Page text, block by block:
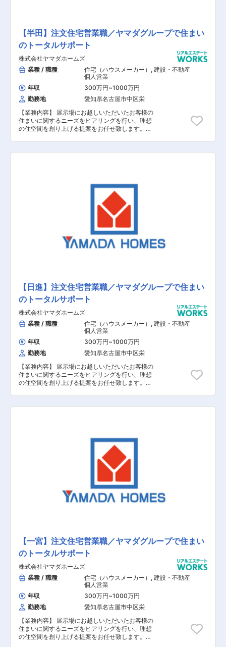
【半田】注文住宅営業職／ヤマダグループで住まい
のトータルサポート
株式会社ヤマダホームズ
業種 / 職種
住宅（ハウスメーカー） , 建設・不動産
個人営業
年収
300万円~1000万円
勤務地
愛知県名古屋市中区栄
【業務内容】 展示場にお越しいただいたお客様の
住まいに関するニーズをヒアリングを行い、理想
の住空間を創り上げる提案をお任せ致します。土
す。 【具体的な業務内容】 ■展示場へお越しい
の調査 ■契約関連の事務作業 ■引き渡し後のアフ
最大手である「ヤマダ」ホールディングスの不動
産領域を担当する同社での募集となります。ヤマ
ダホールディングスグループのグループシナジー
を活用した集客導線が確立されており、安定して
働くことが可能です。また、飛び込み営業はほと
んどなく、展示場にお越しいただいたお客様や資
料請求されたお客様の対応が主になります。
【日進】注文住宅営業職／ヤマダグループで住まい
のトータルサポート
株式会社ヤマダホームズ
業種 / 職種
住宅（ハウスメーカー） , 建設・不動産
個人営業
年収
300万円~1000万円
勤務地
愛知県名古屋市中区栄
【業務内容】 展示場にお越しいただいたお客様の
住まいに関するニーズをヒアリングを行い、理想
の住空間を創り上げる提案をお任せ致します。土
す。 【具体的な業務内容】 ■展示場へお越しい
の調査 ■契約関連の事務作業 ■引き渡し後のアフ
最大手である「ヤマダ」ホールディングスの不動
産領域を担当する同社での募集となります。ヤマ
ダホールディングスグループのグループシナジー
を活用した集客導線が確立されており、安定して
働くことが可能です。また、飛び込み営業はほと
んどなく、展示場にお越しいただいたお客様や資
料請求されたお客様の対応が主になります。
【一宮】注文住宅営業職／ヤマダグループで住まい
のトータルサポート
株式会社ヤマダホームズ
業種 / 職種
住宅（ハウスメーカー） , 建設・不動産
個人営業
年収
300万円~1000万円
勤務地
愛知県名古屋市中区栄
【業務内容】 展示場にお越しいただいたお客様の
住まいに関するニーズをヒアリングを行い、理想
の住空間を創り上げる提案をお任せ致します。土